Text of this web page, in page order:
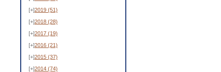
[+]2019 (51)
[+]2018 (28)
[+]2017 (19)
[+]2016 (21)
[+]2015 (37)
[+]2014 (74)